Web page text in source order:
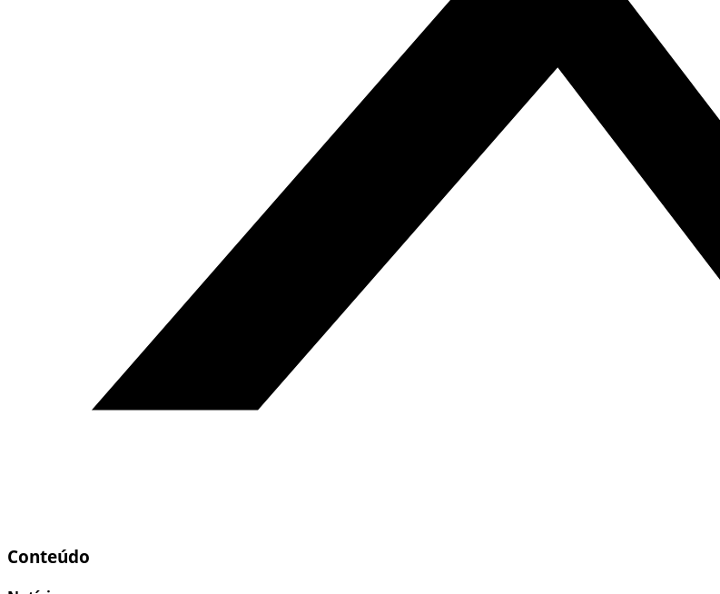
Conteúdo